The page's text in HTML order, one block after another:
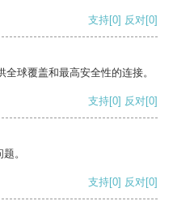
支持[0] 反对[0]
球覆盖和最高安全性的连接。
支持[0] 反对[0]
。
支持[0] 反对[0]